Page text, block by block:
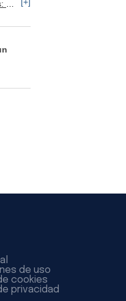
[+]
de uso
cookies
privacidad